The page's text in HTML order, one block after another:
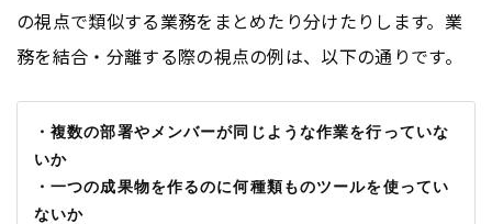
の視点で類似する業務をまとめたり分けたりします。業
務を結合・分離する際の視点の例は、以下の通りです。
・複数の部署やメンバーが同じような作業を行っていな
いか
・一つの成果物を作るのに何種類ものツールを使ってい
ないか